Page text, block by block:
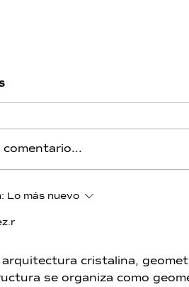
13 - Alquimia de
comentario...
Lo más nuevo
arquitectura cristalina,
se organiza como